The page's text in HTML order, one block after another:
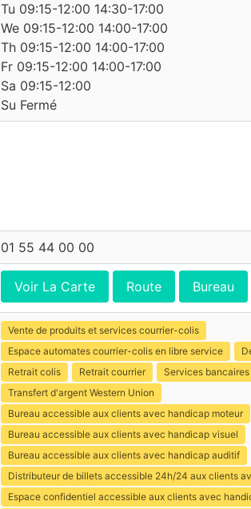
Tu 09:15-12:00 14:30-17:00
We 09:15-12:00 14:00-17:00
Th 09:15-12:00 14:00-17:00
Fr 09:15-12:00 14:00-17:00
Sa 09:15-12:00
Su Fermé
01 55 44 00 00
Voir La Carte Route Bureau
Vente de produits et services courrier-colis
Espace automates courrier-colis en libre service
Retrait colis
Retrait courrier
Services bancaires
Transfert d'argent Western Union
Bureau accessible aux clients avec handicap moteur
Bureau accessible aux clients avec handicap visuel
Bureau accessible aux clients avec handicap auditif
Distributeur de billets accessible 24h/24 aux clients
Espace confidentiel accessible aux clients avec